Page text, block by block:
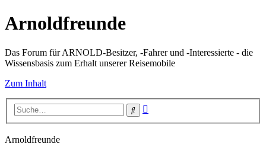
Arnoldfreunde
Das Forum für ARNOLD-Besitzer, -Fahrer und -Interessierte - die
Wissensbasis zum Erhalt unserer Reisemobile
Zum Inhalt
Suche
Arnoldfreunde